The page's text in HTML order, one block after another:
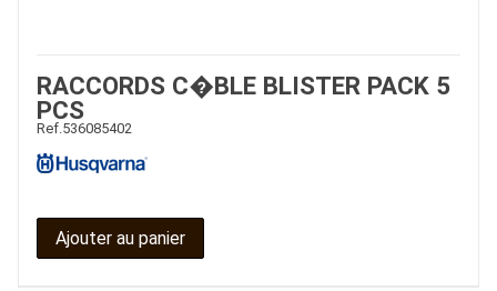
RACCORDS C�BLE BLISTER PACK 5
PCS
Ref. 536085402
Ajouter au panier